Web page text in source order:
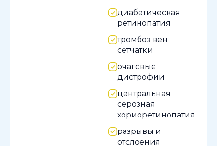
диабетическая
ретинопатия
тромбоз вен
сетчатки
очаговые
дистрофии
центральная
серозная
хориоретинопатия
разрывы и
отслоения